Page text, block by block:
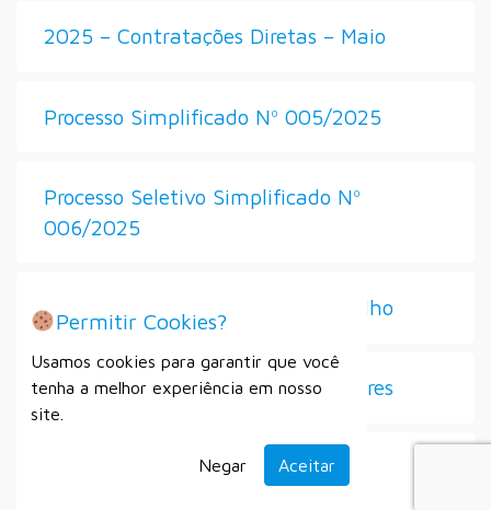
2025 – Contratações Diretas – Maio
Processo Simplificado Nº 005/2025
Processo Seletivo Simplificado Nº
006/2025
2025 – Contratações Diretas – Julho
Seleção de Diretores e Vice-Diretores
Processo Seletivo Simplificado Nº
Permitir Cookies?
Usamos cookies para garantir que você
tenha a melhor experiência em nosso
site.
Negar Aceitar